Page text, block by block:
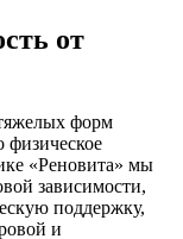
от
форм
физическое
«Реновита» мы
зависимости,
поддержку,
и